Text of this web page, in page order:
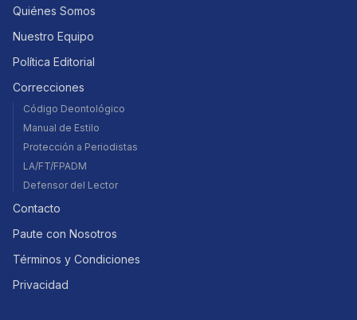
Quiénes Somos
Nuestro Equipo
Política Editorial
Correcciones
Código Deontológico
Manual de Estilo
Protección a Periodistas
LA/FT/FPADM
Defensor del Lector
Contacto
Paute con Nosotros
Términos y Condiciones
Privacidad